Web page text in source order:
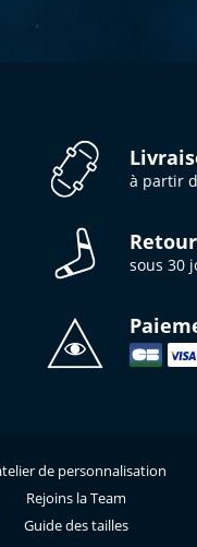
à partir
sous 30
de personnalisation
Rejoins la Team
Guide des tailles
avec les